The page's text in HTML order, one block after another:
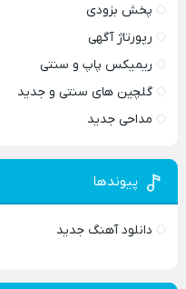
پخش بزودی
رپورتاژ آگهی
ریمیکس پاپ و سنتی
گلچین های سنتی و جدید
مداحی جدید
پیوندها
دانلود آهنگ جدید